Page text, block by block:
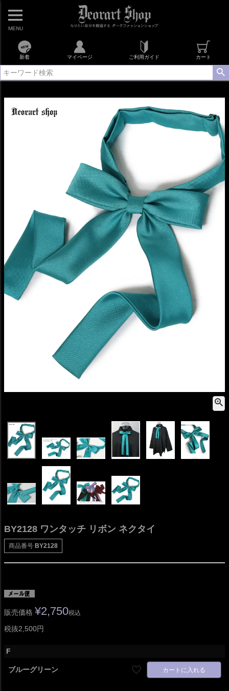
MENU
新着 マイページ ご利用ガイド カート
BY2128 ワンタッチ リボン ネクタイ
商品番号 BY2128
販売価格 ¥2,750税込
税抜2,500円
F
ブルーグリーン カートに入れる